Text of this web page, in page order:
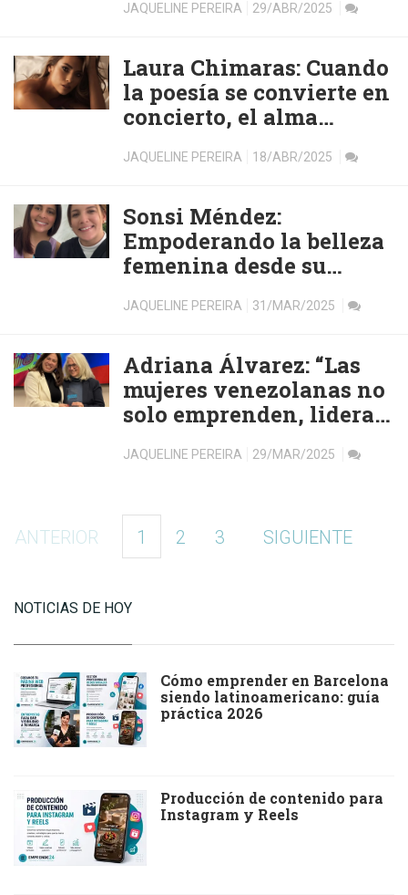
JAQUELINE PEREIRA 29/ABR/2025
Laura Chimaras: Cuando
la poesía se convierte en
concierto, el alma
JAQUELINE PEREIRA 18/ABR/2025
Sonsi Méndez:
Empoderando la belleza
femenina desde su
Micropigmentación en
JAQUELINE PEREIRA 31/MAR/2025
Adriana Álvarez: “Las
mujeres venezolanas no
solo emprenden, lideran
JAQUELINE PEREIRA 29/MAR/2025
ANTERIOR 1 2 3 SIGUIENTE
NOTICIAS DE HOY
Cómo emprender en Barcelona
siendo latinoamericano: guía
práctica 2026
Producción de contenido para
Instagram y Reels